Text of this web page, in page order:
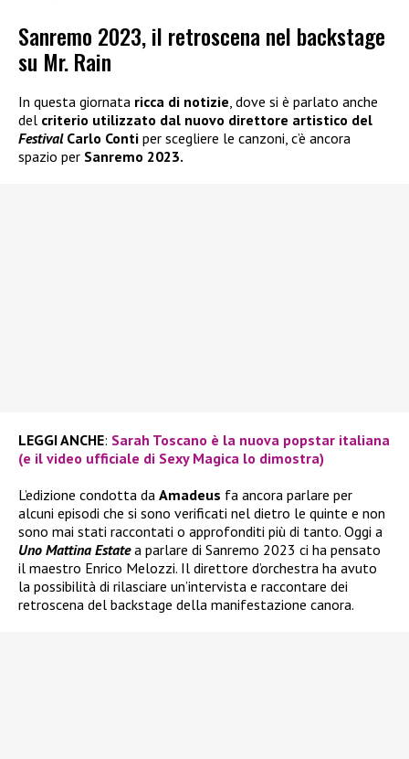
Sanremo 2023, il retroscena nel backstage
su Mr. Rain
In questa giornata ricca di notizie , dove si è parlato anche
del criterio utilizzato dal nuovo direttore artistico del
Festival Carlo Conti per scegliere le canzoni, c’è ancora
spazio per Sanremo 2023.
LEGGI ANCHE: Sarah Toscano è la nuova popstar italiana
(e il video ufficiale di Sexy Magica lo dimostra)
L’edizione condotta da Amadeus fa ancora parlare per
alcuni episodi che si sono verificati nel dietro le quinte e non
sono mai stati raccontati o approfonditi più di tanto. Oggi a
Uno Mattina Estatea parlare di Sanremo 2023 ci ha pensato
il maestro Enrico Melozzi. Il direttore d’orchestra ha avuto
la possibilità di rilasciare un’intervista e raccontare dei
retroscena del backstage della manifestazione canora.